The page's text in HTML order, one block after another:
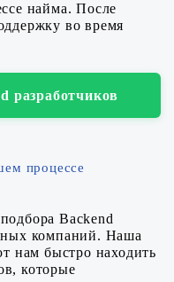
найма. После
во время
разработчиков
процессе
Backend
компаний. Наша
нам быстро находить
которые